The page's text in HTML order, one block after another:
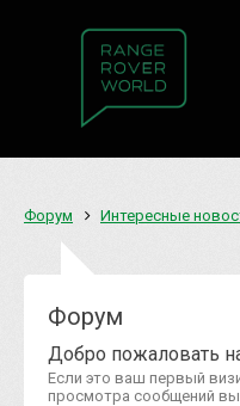
Форум Интересные
Форум
Добро пожаловать
Если это ваш первый
просмотра сообщений